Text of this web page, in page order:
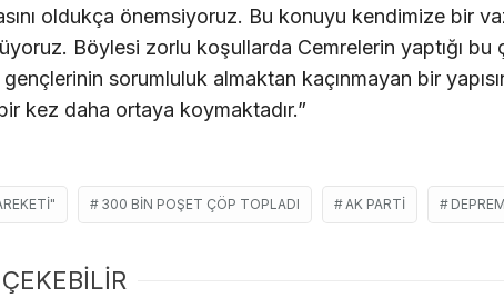
oldukça önemsiyoruz. Bu konuyu kendimize bir
Böylesi zorlu koşullarda Cemrelerin yaptığı bu
sorumluluk almaktan kaçınmayan bir
kez daha ortaya koymaktadır.”
300 BIN POŞET ÇÖP TOPLADI AK PARTI
ÇEKEBİLİR